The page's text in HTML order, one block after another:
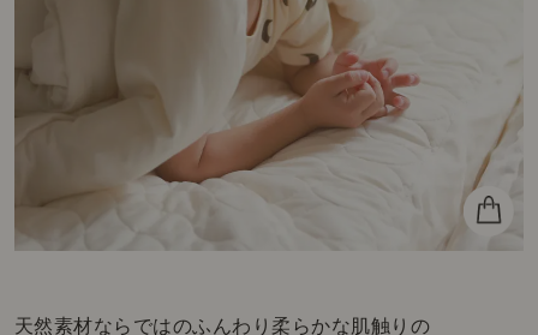
天然素材ならではのふんわり柔らかな肌触りの